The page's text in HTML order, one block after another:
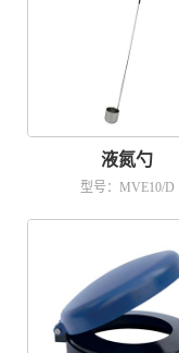
液氮勺
型号：MVE10/D